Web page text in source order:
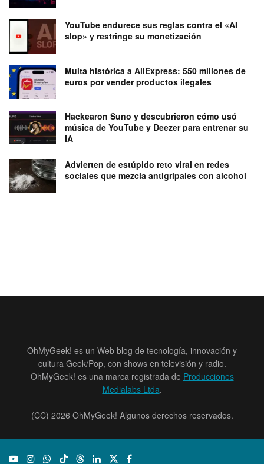
YouTube endurece sus reglas contra el «AI
slop» y restringe su monetización
Multa histórica a AliExpress: 550 millones de
euros por vender productos ilegales
Hackearon Suno y descubrieron cómo usó
música de YouTube y Deezer para entrenar su
IA
Advierten de estúpido reto viral en redes
sociales que mezcla antigripales con alcohol
OhMyGeek! es un Web blog de tecnología, innovación y
cultura Geek/Pop, con shows en televisión y radio.
OhMyGeek! es una marca registrada de Producciones
Medialabs Ltda.
(CC) 2026 OhMyGeek! Algunos derechos reservados.